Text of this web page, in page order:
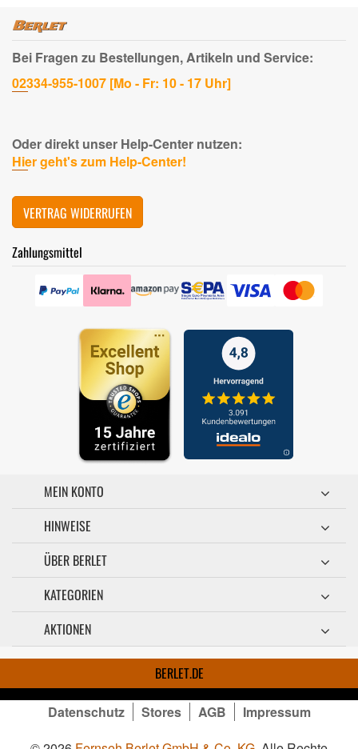
Bei Fragen zu Bestellungen, Artikeln und Service:
02334-955-1007 [Mo - Fr: 10 - 17 Uhr]
Oder direkt unser Help-Center nutzen:
Hier geht's zum Help-Center!
VERTRAG WIDERRUFEN
Zahlungsmittel
MEIN KONTO
HINWEISE
ÜBER BERLET
KATEGORIEN
AKTIONEN
BERLET.DE
Datenschutz Stores AGB
Impressum